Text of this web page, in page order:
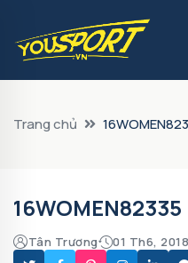
Trang chủ
16WOMEN82335
Tân Trương 01 Th6, 2018